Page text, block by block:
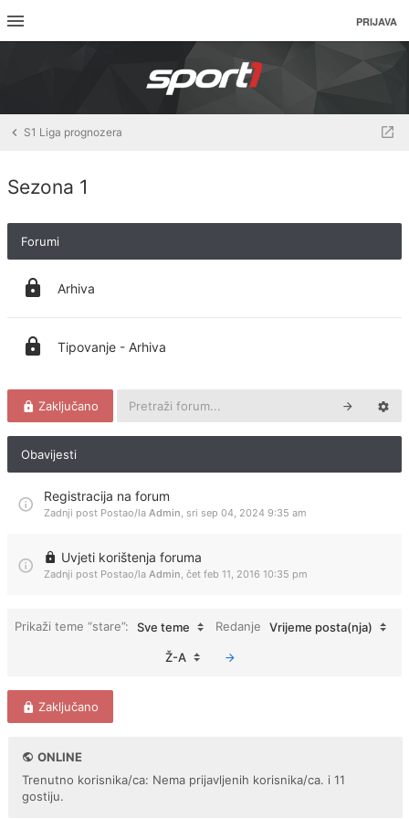
PRIJAVA
S1 Liga prognozera
Sezona 1
Forumi
Arhiva
Tipovanje - Arhiva
Zaključano
Obavijesti
Registracija na forum
Zadnji post Postao/la Admin, sri sep 04, 2024 9:35 am
Uvjeti korištenja foruma
Zadnji post Postao/la Admin, čet feb 11, 2016 10:35 pm
Prikaži teme “stare”: Sve teme Redanje Vrijeme posta(nja)
Ž-A
Zaključano
ONLINE
Trenutno korisnika/ca: Nema prijavljenih korisnika/ca. i 11
gostiju.